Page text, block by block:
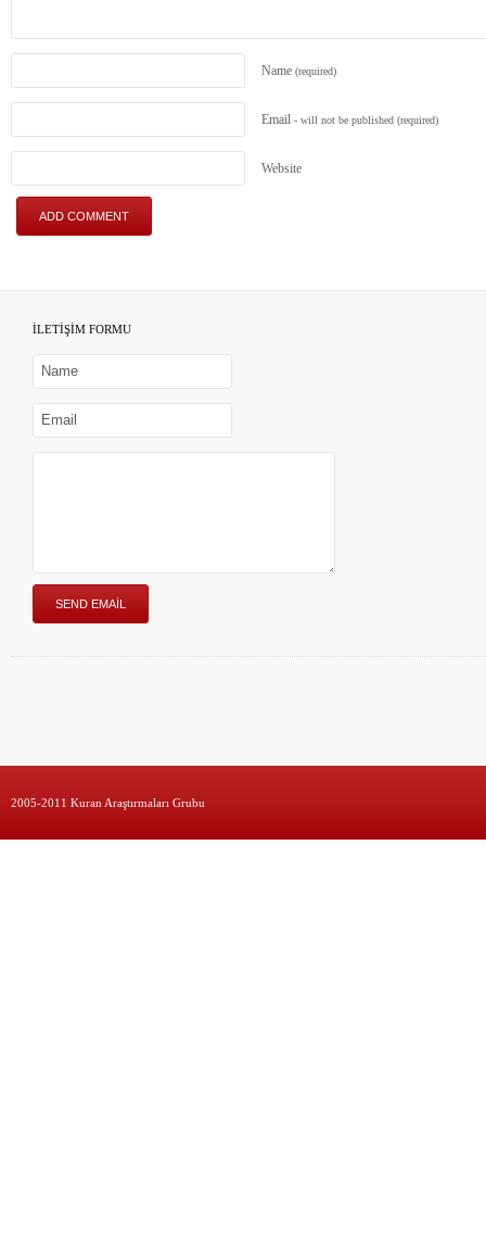
Name (required)
Email - will not be published (required)
Website
İLETİŞİM FORMU
2005-2011 Kuran Araştırmaları Grubu